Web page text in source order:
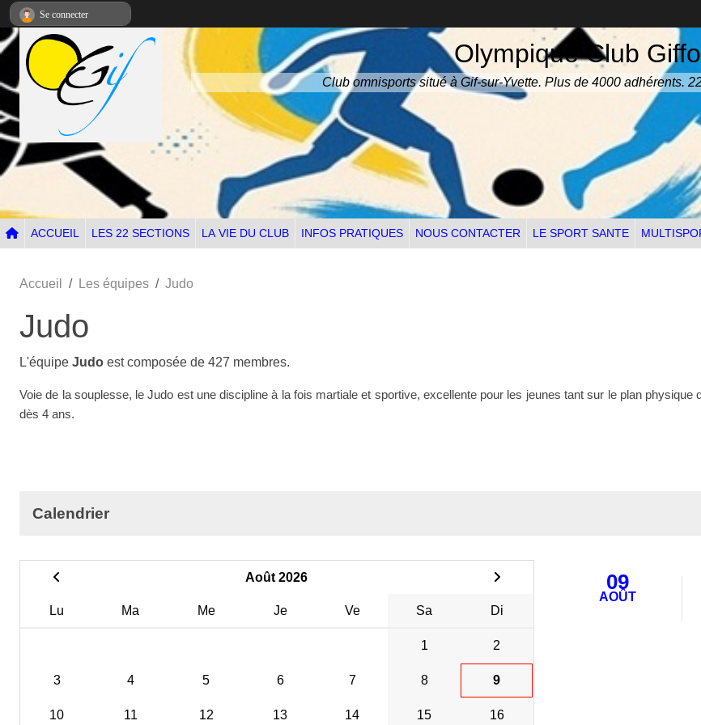
Olympique Club
Club omnisports situé à Gif-sur-Yvette. Plus de 4000 adhérents.
ACCUEIL LES 22 SECTIONS LA VIE DU CLUB INFOS PRATIQUES NOUS CONTACTER LE SPORT SANTE
Accueil Les équipes Judo
Judo
L'équipe Judo est composée de 427 membres.
Voie de la souplesse, le Judo est une discipline à la fois martiale et sportive, excellente pour les jeunes tant sur le plan
dès 4 ans.
Calendrier
Août 2026
Lu Ma Me Je Ve Sa Di
1 2
3 4 5 6 7 8 9
10 11 12 13 14 15 16
09
AOÛT
Se connecter
Panneau de gestion des cookies